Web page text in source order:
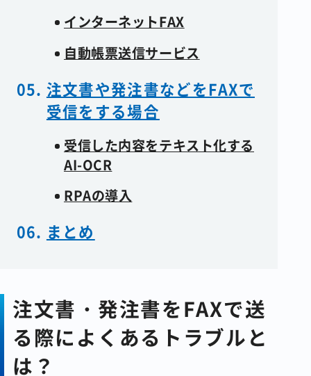
インターネットFAX
自動帳票送信サービス
注文書や発注書などをFAXで
受信をする場合
受信した内容をテキスト化する
AI-OCR
RPAの導入
まとめ
注文書・発注書をFAXで送
る際によくあるトラブルと
は？